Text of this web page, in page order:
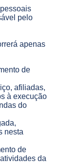
pelo
apenas
de
afiliadas,
à execução
do
nesta
de
da